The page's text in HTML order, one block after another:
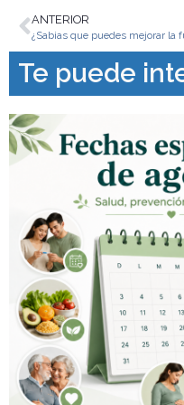
ANTERIOR
Te puede